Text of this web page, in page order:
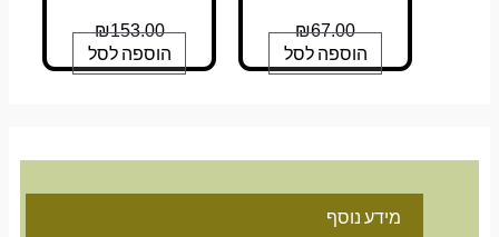
₪67.00
הוספה לסל
₪153.00
הוספה לסל
מידע נוסף